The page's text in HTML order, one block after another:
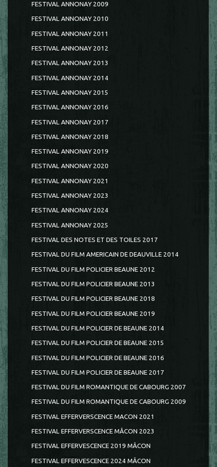
FESTIVAL ANNONAY 2009
FESTIVAL ANNONAY 2010
FESTIVAL ANNONAY 2011
FESTIVAL ANNONAY 2012
FESTIVAL ANNONAY 2013
FESTIVAL ANNONAY 2014
FESTIVAL ANNONAY 2015
FESTIVAL ANNONAY 2016
FESTIVAL ANNONAY 2017
FESTIVAL ANNONAY 2018
FESTIVAL ANNONAY 2019
FESTIVAL ANNONAY 2020
FESTIVAL ANNONAY 2021
FESTIVAL ANNONAY 2023
FESTIVAL ANNONAY 2024
FESTIVAL ANNONAY 2025
FESTIVAL DES NOTES ET DES TOILES 2017
FESTIVAL DU FILM AMERICAIN DE DEAUVILLE 2014
FESTIVAL DU FILM POLICIER BEAUNE 2012
FESTIVAL DU FILM POLICIER BEAUNE 2013
FESTIVAL DU FILM POLICIER BEAUNE 2018
FESTIVAL DU FILM POLICIER BEAUNE 2019
FESTIVAL DU FILM POLICIER DE BEAUNE 2014
FESTIVAL DU FILM POLICIER DE BEAUNE 2015
FESTIVAL DU FILM POLICIER DE BEAUNE 2016
FESTIVAL DU FILM POLICIER DE BEAUNE 2017
FESTIVAL DU FILM ROMANTIQUE DE CABOURG 2007
FESTIVAL DU FILM ROMANTIQUE DE CABOURG 2009
FESTIVAL EFFERVERSCENCE MACON 2021
FESTIVAL EFFERVERSCENCE MÂCON 2023
FESTIVAL EFFERVESCENCE 2019 MÂCON
FESTIVAL EFFERVESCENCE 2024 MÂCON